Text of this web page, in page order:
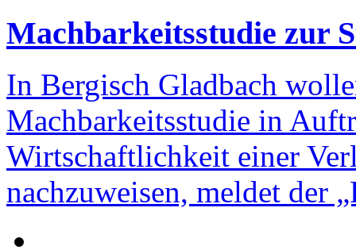
Machbarkeitsstudie zur
In Bergisch Gladbach
Machbarkeitsstudie in
Wirtschaftlichkeit einer
nachzuweisen, meldet der